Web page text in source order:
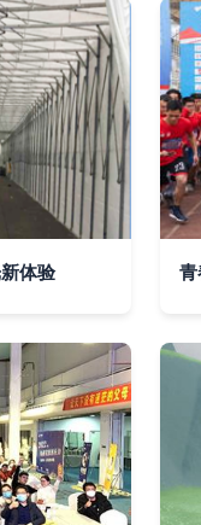
体验